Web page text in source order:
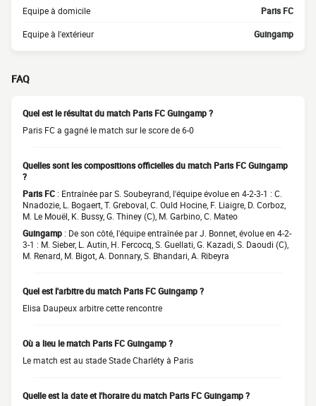
Equipe à domicile Paris FC
Equipe à l'extérieur Guingamp
FAQ
Quel est le résultat du match Paris FC Guingamp ?
Paris FC a gagné le match sur le score de 6-0
Quelles sont les compositions officielles du match Paris FC Guingamp
?
Paris FC : Entraînée par S. Soubeyrand, l'équipe évolue en 4-2-3-1 : C.
Nnadozie, L. Bogaert, T. Greboval, C. Ould Hocine, F. Liaigre, D. Corboz,
M. Le Mouël, K. Bussy, G. Thiney (C), M. Garbino, C. Mateo
Guingamp : De son côté, l'équipe entraînée par J. Bonnet, évolue en 4-2-
3-1 : M. Sieber, L. Autin, H. Fercocq, S. Guellati, G. Kazadi, S. Daoudi (C),
M. Renard, M. Bigot, A. Donnary, S. Bhandari, A. Ribeyra
Quel est l'arbitre du match Paris FC Guingamp ?
Elisa Daupeux arbitre cette rencontre
Où a lieu le match Paris FC Guingamp ?
Le match est au stade Stade Charléty à Paris
Quelle est la date et l'horaire du match Paris FC Guingamp ?